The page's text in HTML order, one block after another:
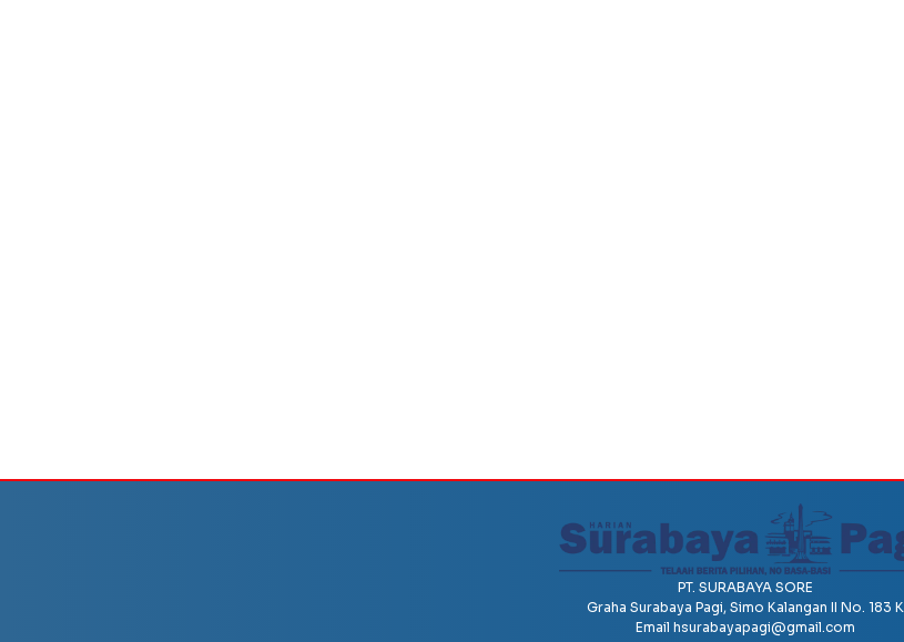
PT. SURABAYA SORE
Graha Surabaya Pagi, Simo Kalangan II No. 183 K
Email hsurabayapagi@gmail.com